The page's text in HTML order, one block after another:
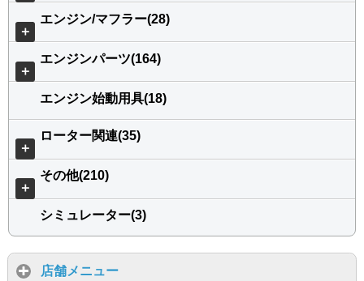
＋
エンジン/マフラー(28)
＋
エンジンパーツ(164)
エンジン始動用具(18)
＋
ローター関連(35)
＋
その他(210)
シミュレーター(3)
店舗メニュー